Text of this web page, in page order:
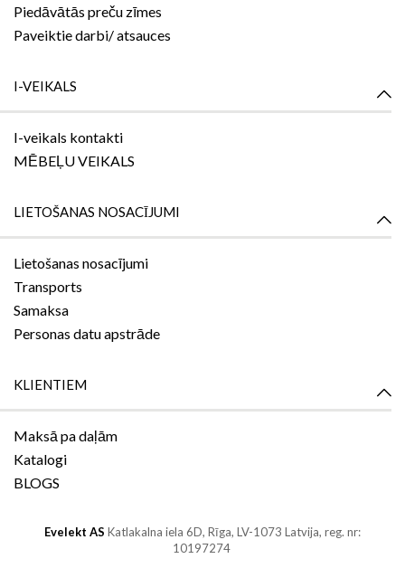
Piedāvātās preču zīmes
Paveiktie darbi/ atsauces
I-VEIKALS
I-veikals kontakti
MĒBEĻU VEIKALS
LIETOŠANAS NOSACĪJUMI
Lietošanas nosacījumi
Transports
Samaksa
Personas datu apstrāde
KLIENTIEM
Maksā pa daļām
Katalogi
BLOGS
Evelekt AS Katlakalna iela 6D, Rīga, LV-1073 Latvija, reg. nr:
10197274